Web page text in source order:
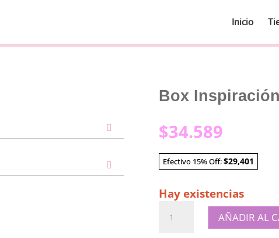
Inicio
Box Inspiración
$34.589
Efectivo 15% Off:$29,401
Hay existencias
Inspiración
AÑADIR AL